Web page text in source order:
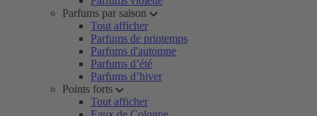
Parfums par saison
Tout afficher
Parfums de printemps
Parfums d'automne
Parfums d’été
Parfums d’hiver
Points forts
Tout afficher